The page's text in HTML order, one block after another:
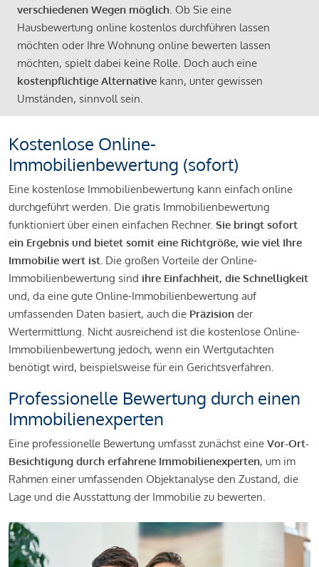
verschiedenen Wegen möglich. Ob Sie eine
Hausbewertung online kostenlos durchführen lassen
möchten oder Ihre Wohnung online bewerten lassen
möchten, spielt dabei keine Rolle. Doch auch eine
kostenpflichtige Alternative kann, unter gewissen
Umständen, sinnvoll sein.
Kostenlose Online-
Immobilienbewertung (sofort)
Eine kostenlose Immobilienbewertung kann einfach online
durchgeführt werden. Die gratis Immobilienbewertung
funktioniert über einen einfachen Rechner. Sie bringt sofort
ein Ergebnis und bietet somit eine Richtgröße, wie viel Ihre
Immobilie wert ist. Die großen Vorteile der Online-
Immobilienbewertung sind ihre Einfachheit, die Schnelligkeit
und, da eine gute Online-Immobilienbewertung auf
umfassenden Daten basiert, auch die Präzision der
Wertermittlung. Nicht ausreichend ist die kostenlose Online-
Immobilienbewertung jedoch, wenn ein Wertgutachten
benötigt wird, beispielsweise für ein Gerichtsverfahren.
Professionelle Bewertung durch einen
Immobilienexperten
Eine professionelle Bewertung umfasst zunächst eine Vor-Ort-
Besichtigung durch erfahrene Immobilienexperten, um im
Rahmen einer umfassenden Objektanalyse den Zustand, die
Lage und die Ausstattung der Immobilie zu bewerten.